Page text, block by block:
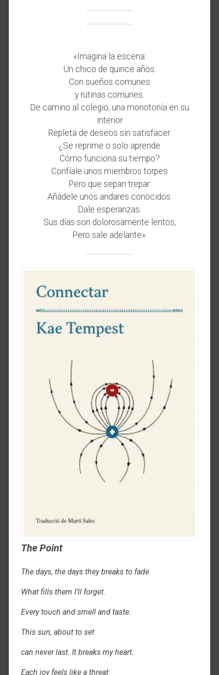
«Imagina la escena:
Un chico de quince años.
Con sueños comunes
y rutinas comunes.
De camino al colegio, una monotonía en su
interior
Repleta de deseos sin satisfacer.
¿Se reprime o solo aprende
Cómo funciona su tiempo?
Confíale unos miembros torpes
Pero que sepan trepar.
Añádele unos andares conocidos.
Dale esperanzas.
Sus días son dolorosamente lentos,
Pero sale adelante».
The Point
The days, the days they breaks to fade.
What fills them I’ll forget.
Every touch and smell and taste.
This sun, about to set
can never last. It breaks my heart.
Each joy feels like a threat: